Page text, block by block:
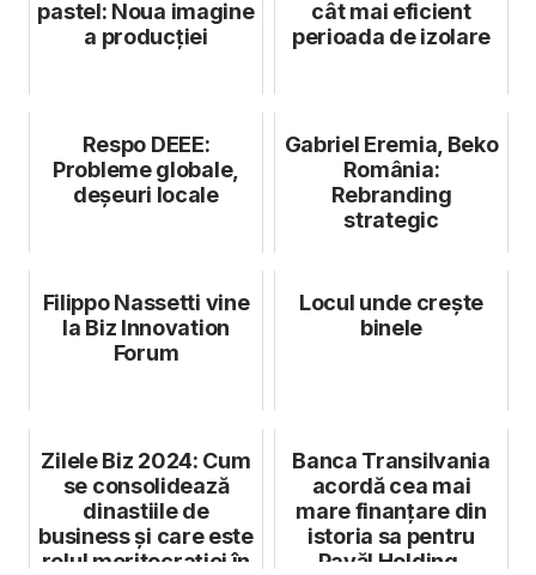
pastel: Noua imagine
a producției
cât mai eficient
perioada de izolare
Respo DEEE:
Probleme globale,
deșeuri locale
Gabriel Eremia, Beko
România:
Rebranding
strategic
Filippo Nassetti vine
la Biz Innovation
Forum
Locul unde crește
binele
Zilele Biz 2024: Cum
se consolidează
dinastiile de
business și care este
rolul meritocrației în
Banca Transilvania
acordă cea mai
mare finanțare din
istoria sa pentru
Pavăl Holding,